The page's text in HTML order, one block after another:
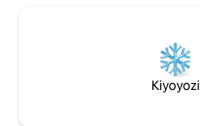
Kiyoyozi